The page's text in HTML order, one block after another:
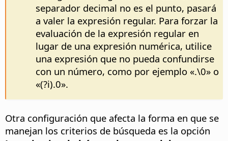
separador decimal no es el punto, pasará
a valer la expresión regular. Para forzar la
evaluación de la expresión regular en
lugar de una expresión numérica, utilice
una expresión que no pueda confundirse
con un número, como por ejemplo «.\0» o
«(?i).0».
Otra configuración que afecta la forma en que se
manejan los criterios de búsqueda es la opción